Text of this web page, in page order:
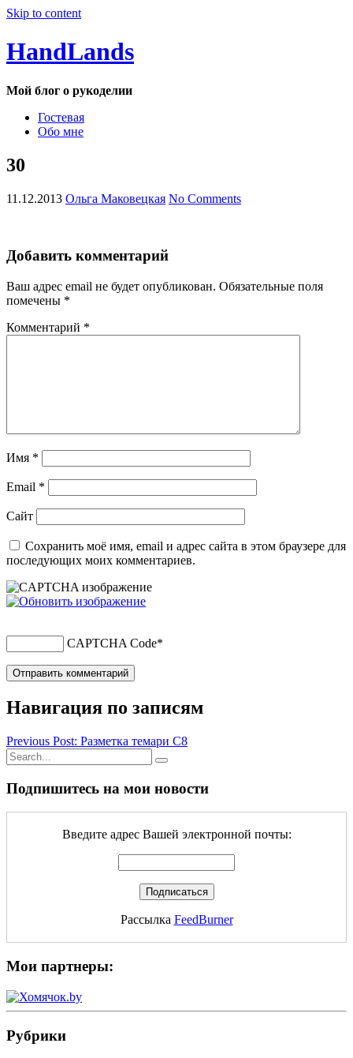
Skip to content
HandLands
Мой блог о рукоделии
Гостевая
Обо мне
30
11.12.2013 Ольга Маковецкая No Comments
Добавить комментарий
Ваш адрес email не будет опубликован. Обязательные поля
помечены *
Комментарий *
Имя *
Email *
Сайт
Сохранить моё имя, email и адрес сайта в этом браузере для
последующих моих комментариев.
CAPTCHA Code*
Навигация по записям
Previous Post: Разметка темари С8
Подпишитесь на мои новости
Введите адрес Вашей электронной почты:
Рассылка FeedBurner
Мои партнеры:
Рубрики